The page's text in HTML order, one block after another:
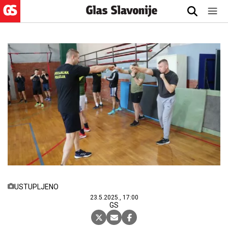
USTUPLJENO
23.5.2025., 17:00
GS